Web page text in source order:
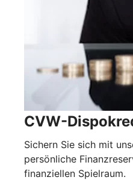
CVW-
Sichern Sie sich mit
persönliche
finanziellen Spielraum.